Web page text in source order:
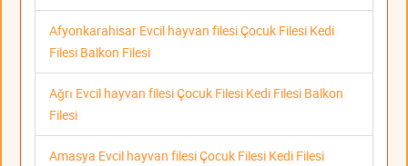
Afyonkarahisar Evcil hayvan filesi Çocuk Filesi Kedi
Filesi Balkon Filesi
Ağrı Evcil hayvan filesi Çocuk Filesi Kedi Filesi Balkon
Filesi
Amasya Evcil hayvan filesi Çocuk Filesi Kedi Filesi